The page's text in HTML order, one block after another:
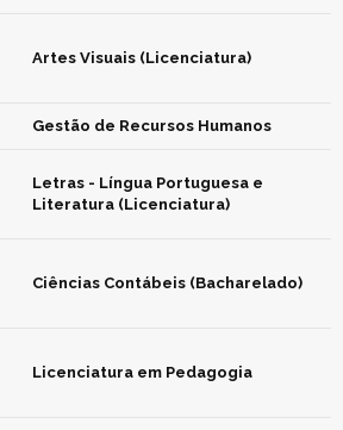
Artes Visuais (Licenciatura)
Gestão de Recursos Humanos
Letras - Língua Portuguesa e
Literatura (Licenciatura)
Ciências Contábeis (Bacharelado)
Licenciatura em Pedagogia